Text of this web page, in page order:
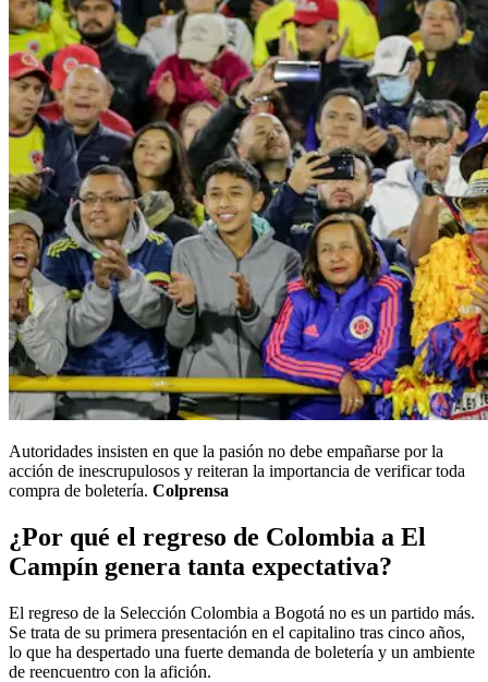
Autoridades insisten en que la pasión no debe empañarse por la
acción de inescrupulosos y reiteran la importancia de verificar toda
compra de boletería. Colprensa
¿Por qué el regreso de Colombia a El
Campín genera tanta expectativa?
El regreso de la Selección Colombia a Bogotá no es un partido más.
Se trata de su primera presentación en el capitalino tras cinco años,
lo que ha despertado una fuerte demanda de boletería y un ambiente
de reencuentro con la afición.